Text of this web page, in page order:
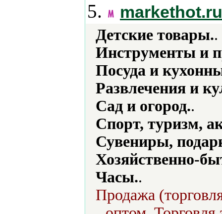
5. markethot.ru
Детские товары..
Инструменты и
Посуда и
Развлечения и
Сад и огород..
Спорт, туризм,
Сувениры,
Хозяйственно-
Часы..
Продажа